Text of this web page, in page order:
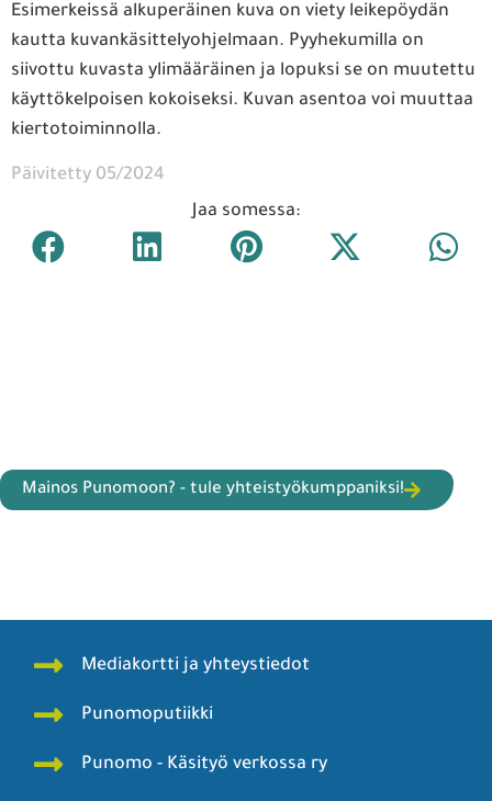
Esimerkeissä alkuperäinen kuva on viety leikepöydän
kautta kuvankäsittelyohjelmaan. Pyyhekumilla on
siivottu kuvasta ylimääräinen ja lopuksi se on muutettu
käyttökelpoisen kokoiseksi. Kuvan asentoa voi muuttaa
kiertotoiminnolla.
Päivitetty 05/2024
Jaa somessa:
Mainos Punomoon? - tule yhteistyökumppaniksi!
Mediakortti ja yhteystiedot
Punomoputiikki
Punomo - Käsityö verkossa ry